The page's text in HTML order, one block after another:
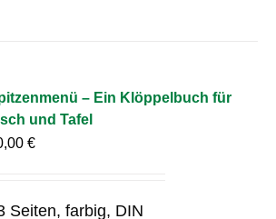
– Ein Klöppelbuch für
und Tafel
€
Seiten, farbig, DIN